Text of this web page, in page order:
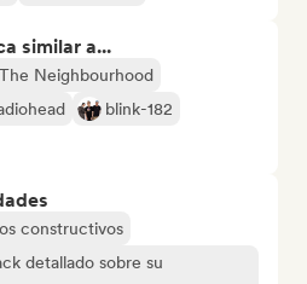
similar a...
The Neighbourhood
blink-182
constructivos
detallado sobre su